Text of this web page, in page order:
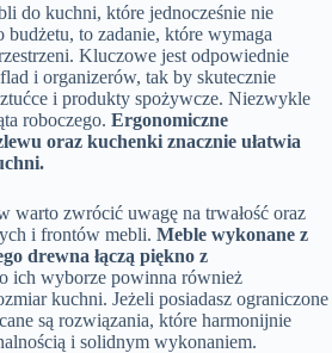
do kuchni, które jednocześnie nie
to zadanie, które wymaga
Kluczowe jest odpowiednie
i organizerów, tak by skutecznie
i produkty spożywcze. Niezwykle
roboczego. Ergonomiczne
oraz kuchenki znacznie ułatwia
warto zwrócić uwagę na trwałość oraz
i frontów mebli. Meble wykonane z
drewna łączą piękno z
ich wyborze powinna również
kuchni. Jeżeli posiadasz ograniczone
są rozwiązania, które harmonijnie
i solidnym wykonaniem.